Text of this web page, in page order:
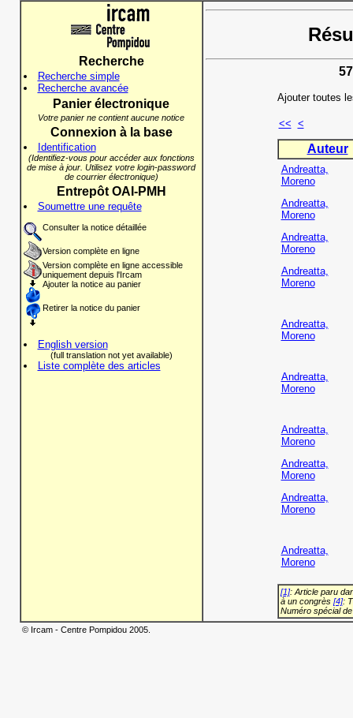
Recherche
Recherche simple
Recherche avancée
Panier électronique
Votre panier ne contient aucune notice
Connexion à la base
Identification
(Identifiez-vous pour accéder aux fonctions
de mise à jour. Utilisez votre login-password
de courrier électronique)
Entrepôt OAI-PMH
Soumettre une requête
Consulter la notice détaillée
Version complète en ligne
Version complète en ligne accessible
uniquement depuis l'Ircam
Ajouter la notice au panier
Retirer la notice du panier
English version
(full translation not yet available)
Liste complète des articles
Ajouter toutes
<< <
Auteur
Andreatta,
Moreno
Andreatta,
Moreno
Andreatta,
Moreno
Andreatta,
Moreno
Andreatta,
Moreno
Andreatta,
Moreno
Andreatta,
Moreno
Andreatta,
Moreno
Andreatta,
Moreno
Andreatta,
Moreno
[1]: Article paru
à un congrès [4]:
Numéro spécial
© Ircam - Centre Pompidou 2005.